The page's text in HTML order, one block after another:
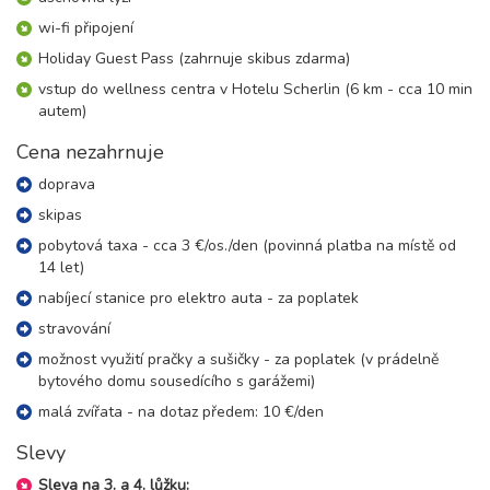
sobota - sobota
19 400 Kč
26.12. - 02.01.27
sobota - sobota
8 dní (7 nocí)
leden 2027
02.01. - 09.01.27
sobota - sobota
09.01. - 16.01.27
sobota - sobota
16 000 Kč rezervovat
16.01. - 23.01.27
sobota - sobota
wi-fi připojení
Holiday Guest Pass (zahrnuje skibus zdarma)
vstup do wellness centra v Hotelu Scherlin (6 km - cca 10 min
autem)
Cena nezahrnuje
doprava
skipas
pobytová taxa - cca 3 €/os./den (povinná platba na místě od
14 let)
nabíjecí stanice pro elektro auta - za poplatek
stravování
možnost využití pračky a sušičky - za poplatek (v prádelně
bytového domu sousedícího s garážemi)
malá zvířata - na dotaz předem: 10 €/den
Slevy
Sleva na 3. a 4. lůžku: